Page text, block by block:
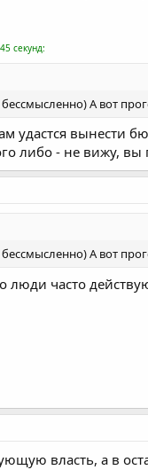
секунд:
А вот
удастся вынести
либо - не вижу, вы
А вот
люди часто
власть, а в